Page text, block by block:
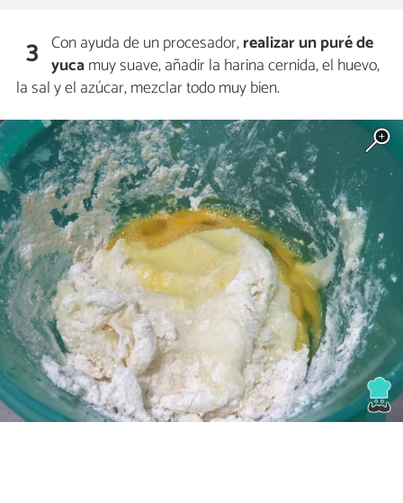
3 Con ayuda de un procesador,realizar un puré de
yucamuy suave, añadir la harina cernida, el huevo,
la sal y el azúcar, mezclar todo muy bien.